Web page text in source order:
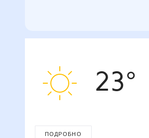
23°
ПОДРОБНО